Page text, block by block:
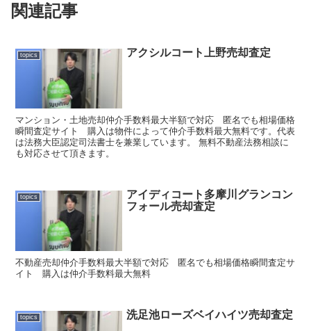
関連記事
topics アクシルコート上野売却査定
マンション・土地売却仲介手数料最大半額で対応 匿名でも相場価格
瞬間査定サイト 購入は物件によって仲介手数料最大無料です。代表
は法務大臣認定司法書士を兼業しています。 無料不動産法務相談に
も対応させて頂きます。
topics
アイディコート多摩川グランコン
フォール売却査定
不動産売却仲介手数料最大半額で対応 匿名でも相場価格瞬間査定サ
イト 購入は仲介手数料最大無料
topics 洗足池ローズベイハイツ売却査定